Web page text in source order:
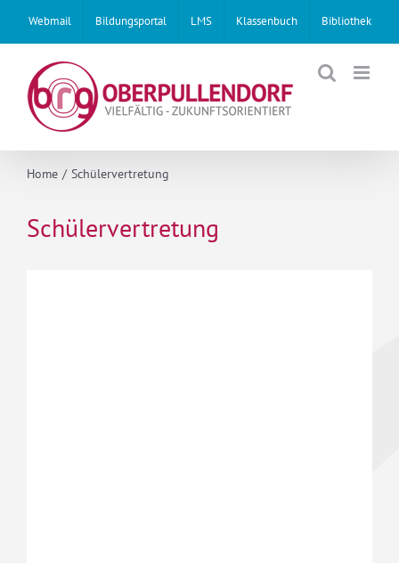
content
Webmail Bildungsportal LMS Klassenbuch Bibliothek
Home Schülervertretung
Schülervertretung